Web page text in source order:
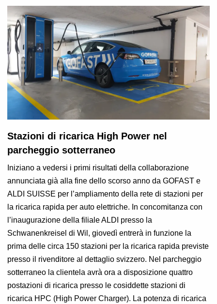
Stazioni di ricarica High Power nel
parcheggio sotterraneo
Iniziano a vedersi i primi risultati della collaborazione
annunciata già alla fine dello scorso anno da GOFAST e
ALDI SUISSE per l’ampliamento della rete di stazioni per
la ricarica rapida per auto elettriche. In concomitanza con
l’inaugurazione della filiale ALDI presso la
Schwanenkreisel di Wil, giovedì entrerà in funzione la
prima delle circa 150 stazioni per la ricarica rapida previste
presso il rivenditore al dettaglio svizzero. Nel parcheggio
sotterraneo la clientela avrà ora a disposizione quattro
postazioni di ricarica presso le cosiddette stazioni di
ricarica HPC (High Power Charger). La potenza di ricarica